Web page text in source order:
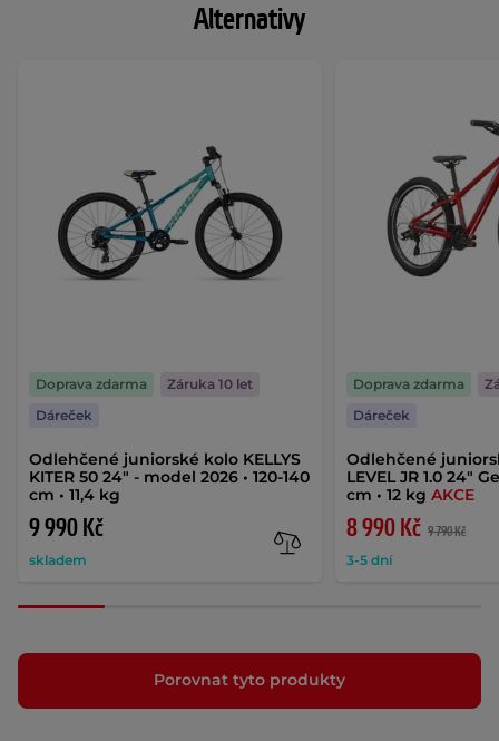
Alternativy
Odlehčené juniorské kolo KELLYS
KITER 50 24" - model 2026 • 120-140
cm • 11,4 kg
9 990 Kč
skladem
Doprava zdarma
Záruka 10 let
Dáreček
Odlehčené
LEVEL JR 1.0 24"
cm • 12 kgAKCE
8 990 Kč 9 790 Kč
3-5 dní
Doprava zdarma
Dáreček
Porovnat tyto produkty